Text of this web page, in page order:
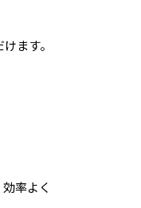
ます。
率よく